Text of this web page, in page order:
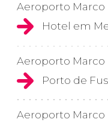
Aeroporto Marco
Hotel em
Aeroporto Marco
Porto de
Aeroporto Marco